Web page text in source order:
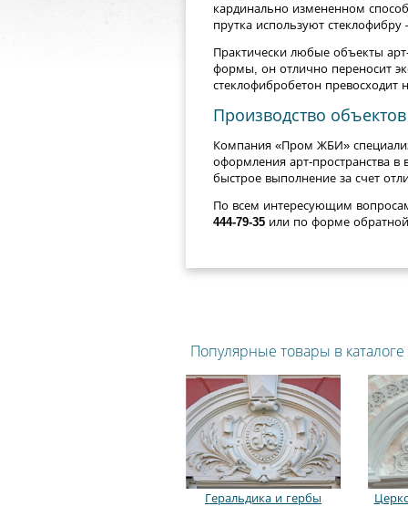
кардинально измененном
прутка используют стеклофибру
Практически любые объекты
формы, он отлично переносит
стеклофибробетон
Производство
Компания «Пром ЖБИ»
оформления арт-пространства
быстрое выполнение за счет
По всем интересующим
444-79-35 или по форме
Популярные товары в каталоге
Геральдика и гербы